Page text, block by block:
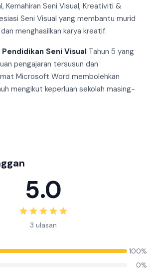
Kemahiran Seni Visual, Kreativiti &
Seni Visual yang membantu murid
menghasilkan karya kreatif.
Pendidikan Seni Visual Tahun 5 yang
pengajaran tersusun dan
Microsoft Word membolehkan
mengikut keperluan sekolah masing-
5.0
3 ulasan
100%
0%